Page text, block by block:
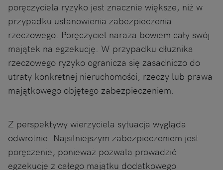
poręczyciela ryzyko jest znacznie większe, niż w
przypadku ustanowienia zabezpieczenia
rzeczowego. Poręczyciel naraża bowiem cały swój
majątek na egzekucję. W przypadku dłużnika
rzeczowego ryzyko ogranicza się zasadniczo do
utraty konkretnej nieruchomości, rzeczy lub prawa
majątkowego objętego zabezpieczeniem.
Z perspektywy wierzyciela sytuacja wygląda
odwrotnie. Najsilniejszym zabezpieczeniem jest
poręczenie, ponieważ pozwala prowadzić
egzekucję z całego majątku dodatkowego